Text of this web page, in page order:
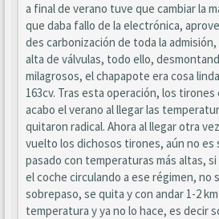
a final de verano tuve que cambiar la
que daba fallo de la electrónica,
des carbonización de toda la
alta de válvulas, todo ello,
milagrosos, el chapapote era cosa
163cv. Tras esta operación, los
acabo el verano al llegar las
quitaron radical. Ahora al llegar otra
vuelto los dichosos tirones, aún no es
pasado con temperaturas más altas, si
el coche circulando a ese régimen, no
sobrepaso, se quita y con andar 1-2
temperatura y ya no lo hace, es decir